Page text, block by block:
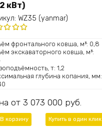
кВт)
WZ35 (yanmar)
из 5
фронтального ковша, м³: 0,8
экскаваторного ковша, м³:
т: 1,2
глубина копания, мм:
двигателя, л.с.: ~49 (36,2
двигателя: Yanmar
3 073 000 руб.
В корзину Купить в один клик